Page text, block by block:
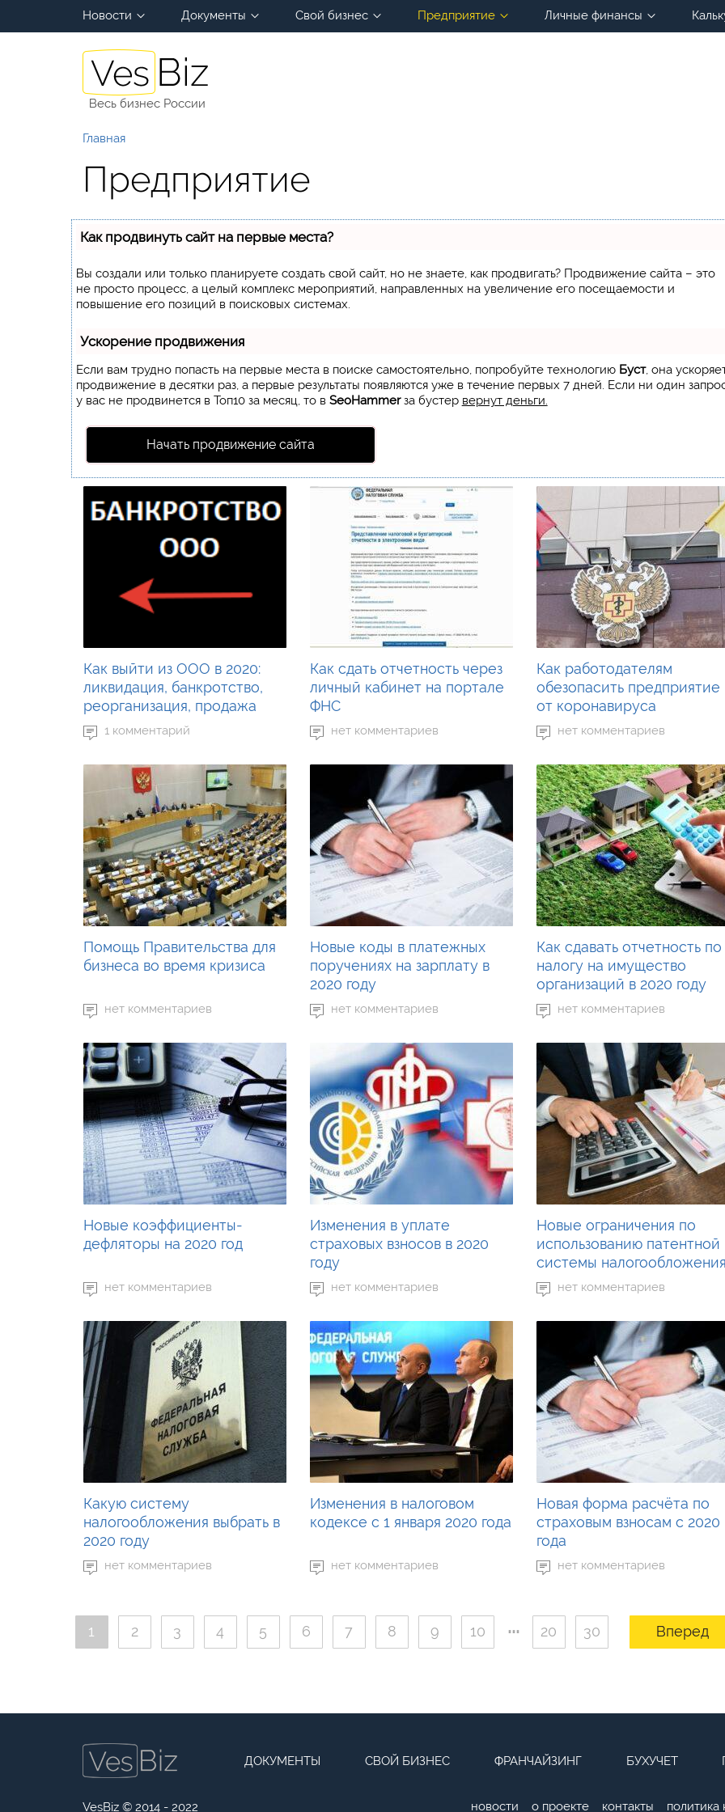
Новости Документы Свой бизнес Предприятие Личные финансы
Весь бизнес России
Главная
Предприятие
Как продвинуть сайт на первые места?
Вы создали или только планируете создать свой сайт, но не знаете, как продвигать? Продвижение сайта – это
не просто процесс, а целый комплекс мероприятий, направленных на увеличение его посещаемости и
повышение его позиций в поисковых системах.
Ускорение продвижения
Если вам трудно попасть на первые места в поиске самостоятельно, попробуйте технологию Буст, она
продвижение в десятки раз, а первые результаты появляются уже в течение первых 7 дней. Если ни один
у вас не продвинется в Топ10 за месяц, то в SeoHammerза бустер вернут деньги.
Начать продвижение сайта
Как выйти из ООО в 2020:
ликвидация, банкротство,
реорганизация, продажа
1 комментарий
Как сдать отчетность через
личный кабинет на портале
ФНС
нет комментариев
Как работодателям
обезопасить предприятие
от коронавируса
нет комментариев
Помощь Правительства для
бизнеса во время кризиса
нет комментариев
Новые коды в платежных
поручениях на зарплату в
2020 году
нет комментариев
Как сдавать отчетность по
налогу на имущество
организаций в 2020 году
нет комментариев
Новые коэффициенты-
дефляторы на 2020 год
нет комментариев
Изменения в уплате
страховых взносов в 2020
году
нет комментариев
Новые ограничения по
использованию патентной
системы
нет комментариев
Какую систему
налогообложения выбрать в
2020 году
нет комментариев
Изменения в налоговом
кодексе с 1 января 2020 года
нет комментариев
Новая форма расчёта по
страховым взносам с 2020
года
нет комментариев
1 2 3 4 5 6 7 8 9 10 ... 20 30 Вперед
VesBiz © 2014 - 2022
ДОКУМЕНТЫ СВОЙ БИЗНЕС ФРАНЧАЙЗИНГ БУХУЧЕТ
новости о проекте контакты